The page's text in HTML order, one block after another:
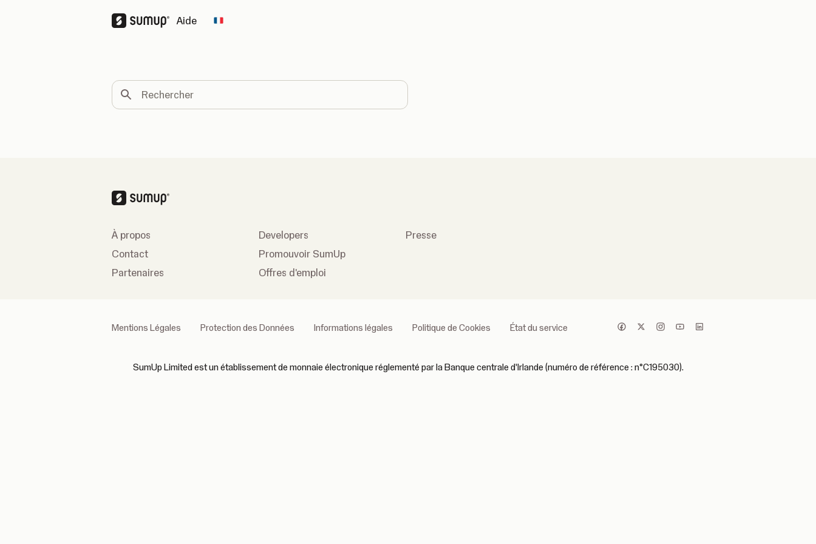
Aide Change country
Rechercher
À propos
Contact
Partenaires
Developers
Promouvoir SumUp
Offres d'emploi
Presse
Mentions Légales Protection des Données Informations légales Politique de Cookies État du service
SumUp Limited est un établissement de monnaie électronique réglementé par la Banque centrale d'Irlande (numéro de référence : n°C195030).